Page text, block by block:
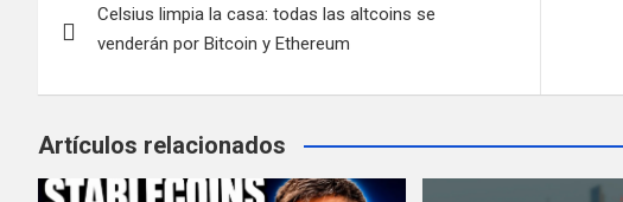
de
entradas
Celsius limpia la casa: todas las altcoins se
venderán por Bitcoin y Ethereum
Artículos relacionados